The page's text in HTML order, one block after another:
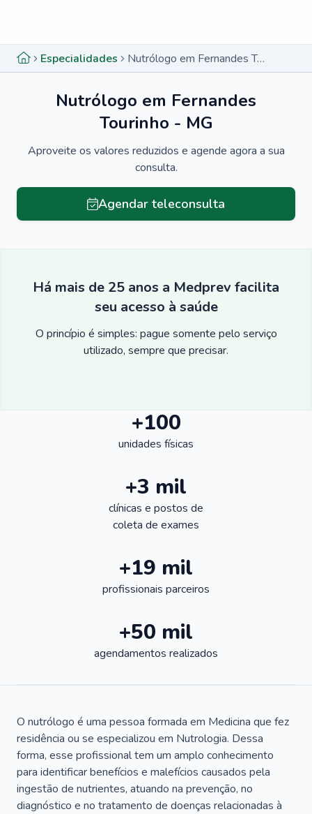
Especialidades Nutrólogo em Fernandes Tourinho - MG
Nutrólogo em Fernandes
Tourinho - MG
Aproveite os valores reduzidos e agende agora a sua
consulta.
Agendar teleconsulta
Há mais de 25 anos a Medprev facilita
seu acesso à saúde
O princípio é simples: pague somente pelo serviço
utilizado, sempre que precisar.
+100
unidades físicas
+3 mil
clínicas e postos de
coleta de exames
+19 mil
profissionais parceiros
+50 mil
agendamentos realizados
O nutrólogo é uma pessoa formada em Medicina que fez
residência ou se especializou em Nutrologia. Dessa
forma, esse profissional tem um amplo conhecimento
para identificar benefícios e malefícios causados pela
ingestão de nutrientes, atuando na prevenção, no
diagnóstico e no tratamento de doenças relacionadas à